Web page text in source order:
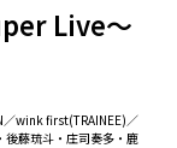
Live～
／wink first(TRAINEE)／
後藤琉斗・庄司奏多・鹿